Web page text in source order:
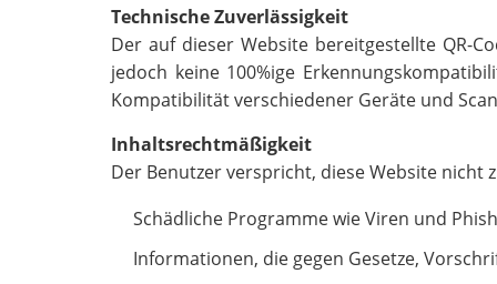
Technische Zuverlässigkeit
Der auf dieser Website bereitgestellte QR-
jedoch keine 100%ige
Kompatibilität verschiedener Geräte und
Inhaltsrechtmäßigkeit
Der Benutzer verspricht, diese Website nicht
Schädliche Programme wie Viren und
Informationen, die gegen Gesetze,